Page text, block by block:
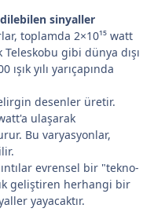
sinyaller
toplamda 2×10¹⁵ watt
gibi dünya dışı
yılı yarıçapında
desenler üretir.
ulaşarak
Bu varyasyonlar,
evrensel bir "tekno-
geliştiren herhangi bir
yayacaktır.